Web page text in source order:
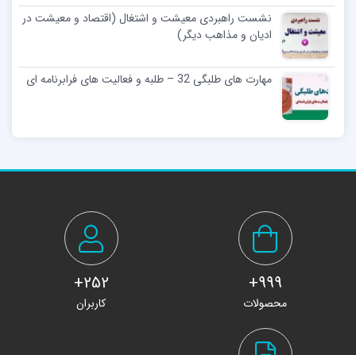
نشست راهبردی معیشت و اشتغال (اقتصاد و معیشت در
ادیان و مذاهب دیگر)
مهارت‌ های طلبگی 32 – طلبه و فعالیت های فرابرنامه ای
999+
محصولات
252+
کاربران